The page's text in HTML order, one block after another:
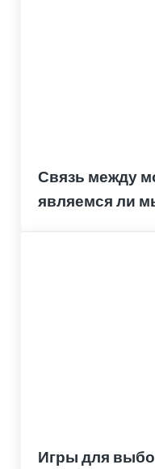
Связь между
являемся ли
Игры для